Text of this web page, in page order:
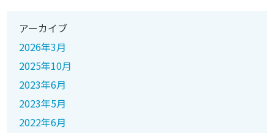
アーカイブ
2026年3月
2025年10月
2023年6月
2023年5月
2022年6月